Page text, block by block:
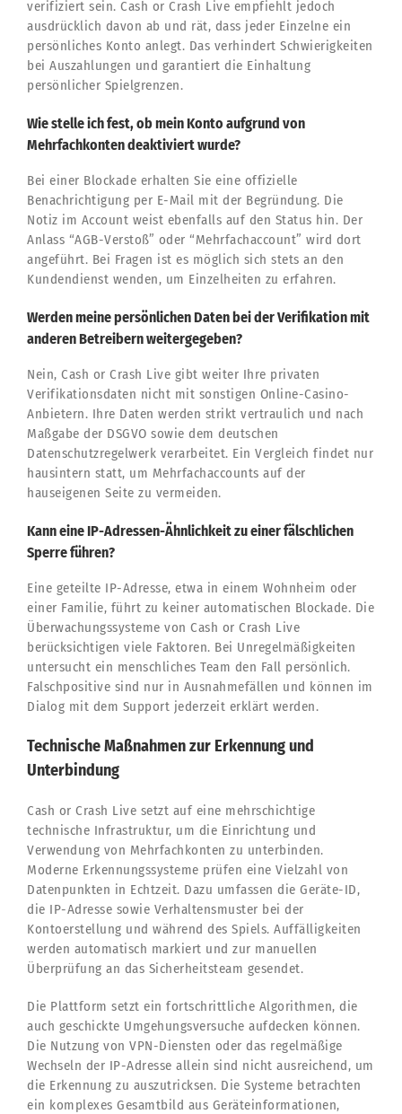
verifiziert sein. Cash or Crash Live empfiehlt jedoch
ausdrücklich davon ab und rät, dass jeder Einzelne ein
persönliches Konto anlegt. Das verhindert Schwierigkeiten
bei Auszahlungen und garantiert die Einhaltung
persönlicher Spielgrenzen.
Wie stelle ich fest, ob mein Konto aufgrund von
Mehrfachkonten deaktiviert wurde?
Bei einer Blockade erhalten Sie eine offizielle
Benachrichtigung per E-Mail mit der Begründung. Die
Notiz im Account weist ebenfalls auf den Status hin. Der
Anlass “AGB-Verstoß” oder “Mehrfachaccount” wird dort
angeführt. Bei Fragen ist es möglich sich stets an den
Kundendienst wenden, um Einzelheiten zu erfahren.
Werden meine persönlichen Daten bei der Verifikation mit
anderen Betreibern weitergegeben?
Nein, Cash or Crash Live gibt weiter Ihre privaten
Verifikationsdaten nicht mit sonstigen Online-Casino-
Anbietern. Ihre Daten werden strikt vertraulich und nach
Maßgabe der DSGVO sowie dem deutschen
Datenschutzregelwerk verarbeitet. Ein Vergleich findet nur
hausintern statt, um Mehrfachaccounts auf der
hauseigenen Seite zu vermeiden.
Kann eine IP-Adressen-Ähnlichkeit zu einer fälschlichen
Sperre führen?
Eine geteilte IP-Adresse, etwa in einem Wohnheim oder
einer Familie, führt zu keiner automatischen Blockade. Die
Überwachungssysteme von Cash or Crash Live
berücksichtigen viele Faktoren. Bei Unregelmäßigkeiten
untersucht ein menschliches Team den Fall persönlich.
Falschpositive sind nur in Ausnahmefällen und können im
Dialog mit dem Support jederzeit erklärt werden.
Technische Maßnahmen zur Erkennung und
Unterbindung
Cash or Crash Live setzt auf eine mehrschichtige
technische Infrastruktur, um die Einrichtung und
Verwendung von Mehrfachkonten zu unterbinden.
Moderne Erkennungssysteme prüfen eine Vielzahl von
Datenpunkten in Echtzeit. Dazu umfassen die Geräte-ID,
die IP-Adresse sowie Verhaltensmuster bei der
Kontoerstellung und während des Spiels. Auffälligkeiten
werden automatisch markiert und zur manuellen
Überprüfung an das Sicherheitsteam gesendet.
Die Plattform setzt ein fortschrittliche Algorithmen, die
auch geschickte Umgehungsversuche aufdecken können.
Die Nutzung von VPN-Diensten oder das regelmäßige
Wechseln der IP-Adresse allein sind nicht ausreichend, um
die Erkennung zu auszutricksen. Die Systeme betrachten
ein komplexes Gesamtbild aus Geräteinformationen,